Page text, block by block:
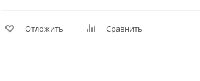
Отложить Сравнить